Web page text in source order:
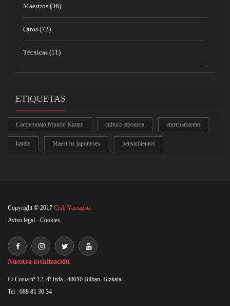
Maestros (36)
Otros (72)
Técnicas (11)
ETIQUETAS
Campeonato Mundo Karate cultura japonesa entrenamiento
karate Maestros japoneses pensamientos
Copyright © 2017 Club Yamagata
Aviso legal - Cookies
Nuestra localización
C/ Costa nº 12, 4º izda.. 48010 Bilbao. Bizkaia.
Tel : 688 81 30 34